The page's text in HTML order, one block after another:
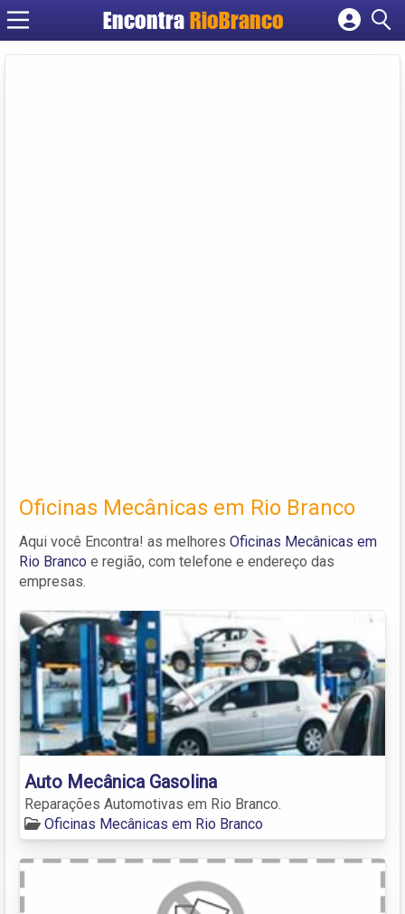
Encontra RioBranco
Cadastrar empresa
Oficinas Mecânicas em Rio Branco
Aqui você Encontra! as melhores Oficinas Mecânicas em
Rio Branco e região, com telefone e endereço das
empresas.
Auto Mecânica Gasolina
Reparações Automotivas em Rio Branco.
Oficinas Mecânicas em Rio Branco